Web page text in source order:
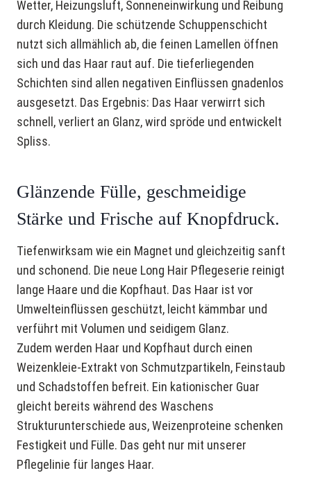
Wetter, Heizungsluft, Sonneneinwirkung und Reibung
durch Kleidung. Die schützende Schuppenschicht
nutzt sich allmählich ab, die feinen Lamellen öffnen
sich und das Haar raut auf. Die tieferliegenden
Schichten sind allen negativen Einflüssen gnadenlos
ausgesetzt. Das Ergebnis: Das Haar verwirrt sich
schnell, verliert an Glanz, wird spröde und entwickelt
Spliss.
Glänzende Fülle, geschmeidige
Stärke und Frische auf Knopfdruck.
Tiefenwirksam wie ein Magnet und gleichzeitig sanft
und schonend. Die neue Long Hair Pflegeserie reinigt
lange Haare und die Kopfhaut. Das Haar ist vor
Umwelteinflüssen geschützt, leicht kämmbar und
verführt mit Volumen und seidigem Glanz.
Zudem werden Haar und Kopfhaut durch einen
Weizenkleie-Extrakt von Schmutzpartikeln, Feinstaub
und Schadstoffen befreit. Ein kationischer Guar
gleicht bereits während des Waschens
Strukturunterschiede aus, Weizenproteine schenken
Festigkeit und Fülle. Das geht nur mit unserer
Pflegelinie für langes Haar.